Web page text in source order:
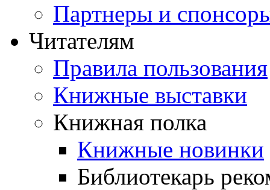
Партнеры и
Читателям
Правила пользования
Книжные выставки
Книжная полка
Книжные новинки
Библиотекарь